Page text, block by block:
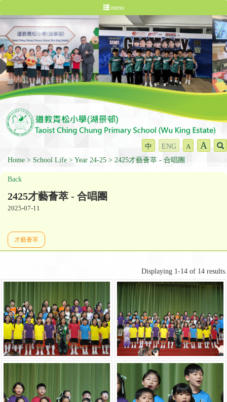
menu
中 ENG A A
Home School Life Year 24-25 2425才藝薈萃 - 合唱團
Back
2425才藝薈萃 - 合唱團
2025-07-11
才藝薈萃
Displaying 1-14 of 14 results.